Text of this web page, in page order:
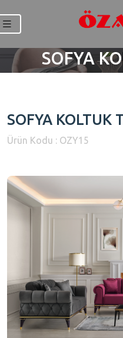
SOFYA
SOFYA KOLTUK
Ürün Kodu : OZY15